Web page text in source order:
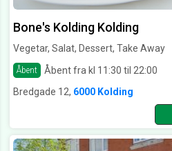
Bone's Kolding Kolding
Vegetar, Salat, Dessert, Take Away
Åbent
Åbent fra kl 11:30 til 22:00
Bredgade 12, 6000 Kolding